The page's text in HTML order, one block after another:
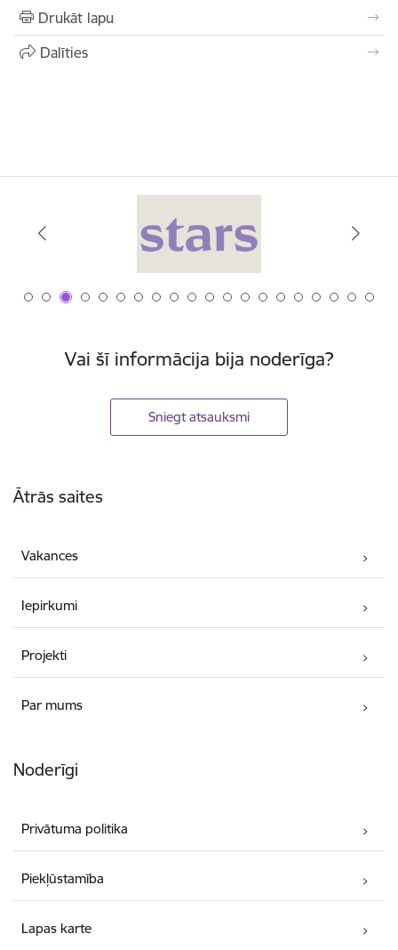
Drukāt lapu
Dalīties
Vai šī informācija bija noderīga?
Sniegt atsauksmi
Ātrās saites
Vakances
Iepirkumi
Projekti
Par mums
Noderīgi
Privātuma politika
Piekļūstamība
Lapas karte